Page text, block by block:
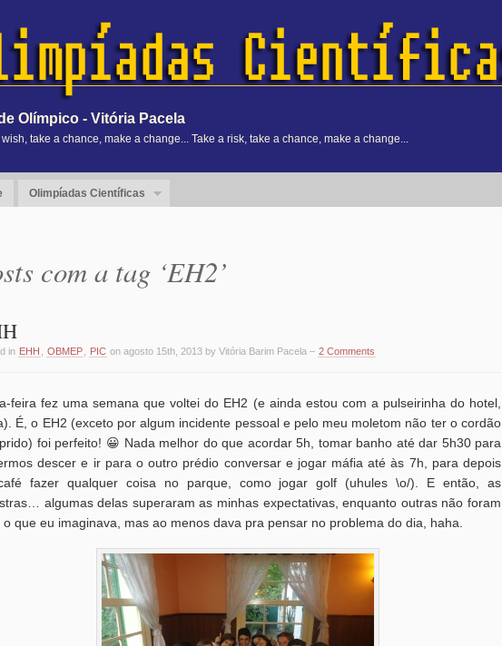
Olímpico - Vitória Pacela
wish, take a chance, make a change... Take a risk, take a chance, make a change...
Olimpíadas Científicas
com a tag ‘EH2’
in EHH OBMEP PIC on agosto 15th, 2013 by Vitória Barim Pacela – 2 Comments
feira fez uma semana que voltei do EH2 (e ainda estou com a pulseirinha do hotel,
É, o EH2 (exceto por algum incidente pessoal e pelo meu moletom não ter o cordão
foi perfeito! 😀 Nada melhor do que acordar 5h, tomar banho até dar 5h30 para
descer e ir para o outro prédio conversar e jogar máfia até às 7h, para depois
fazer qualquer coisa no parque, como jogar golf (uhules \o/). E então, as
algumas delas superaram as minhas expectativas, enquanto outras não foram
o que eu imaginava, mas ao menos dava pra pensar no problema do dia, haha.